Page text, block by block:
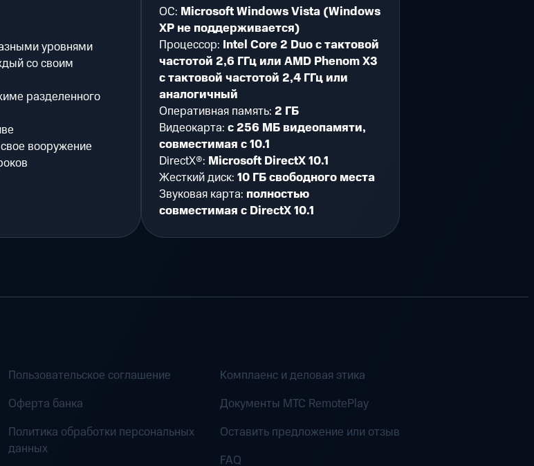
уровнями
со своим
разделенного
вооружение
ОС: Microsoft Windows Vista (Windows
XP не поддерживается)
Процессор: Intel Core 2 Duo с тактовой
частотой 2,6 ГГц или AMD Phenom X3
с тактовой частотой 2,4 ГГц или
аналогичный
Оперативная память:2 ГБ
Видеокарта:с 256 МБ видеопамяти,
совместимая с 10.1
DirectX®: Microsoft DirectX 10.1
Жесткий диск:10 ГБ свободного места
Звуковая карта: полностью
совместимая с DirectX 10.1
Пользовательское соглашение
Оферта банка
Политика обработки персональных
данных
Комплаенс и деловая этика
Документы MTC RemotePlay
Оставить предложение или отзыв
FAQ